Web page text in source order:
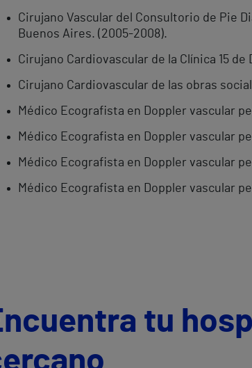
Cirujano Vascular del Consultorio de Pie
Buenos Aires. (2005-2008).
Cirujano Cardiovascular de la Clínica 15 de
Cirujano Cardiovascular de las obras
Médico Ecografista en Doppler vascular
Médico Ecografista en Doppler vascular
Médico Ecografista en Doppler vascular
Médico Ecografista en Doppler vascular
tu